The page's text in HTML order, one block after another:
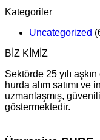
Kategoriler
Uncategorized
BİZ KİMİZ
Sektörde 25 yılı
hurda alım satımı ve
uzmanlaşmış,
göstermektedir.